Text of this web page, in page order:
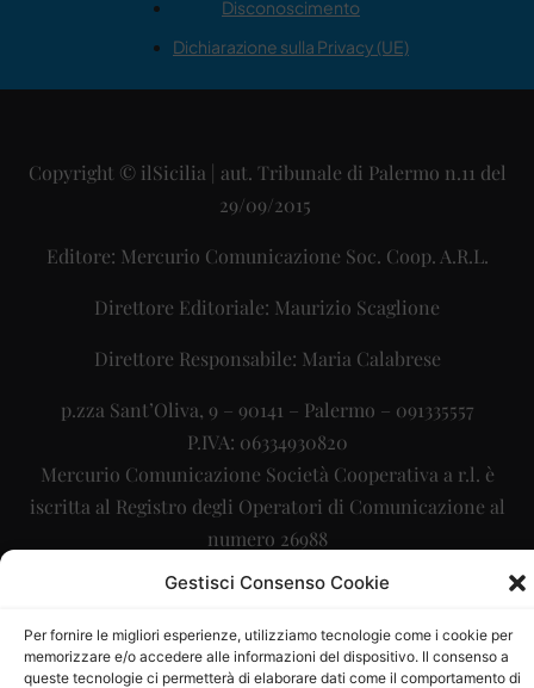
Gestisci Consenso Cookie
Per fornire le migliori esperienze, utilizziamo tecnologie come i cookie per
memorizzare e/o accedere alle informazioni del dispositivo. Il consenso a
queste tecnologie ci permetterà di elaborare dati come il comportamento di
Disconoscimento
Dichiarazione sulla Privacy (UE)
Copyright © ilSicilia | aut. Tribunale di Palermo n.11 del
29/09/2015
Editore: Mercurio Comunicazione Soc. Coop. A.R.L.
Direttore Editoriale: Maurizio Scaglione
Direttore Responsabile: Maria Calabrese
p.zza Sant’Oliva, 9 – 90141 – Palermo – 091335557
P.IVA: 06334930820
Mercurio Comunicazione Società Cooperativa a r.l. è
iscritta al Registro degli Operatori di Comunicazione al
numero 26988
Sito gestito daLa Digitale srl–info@ladigitale.it